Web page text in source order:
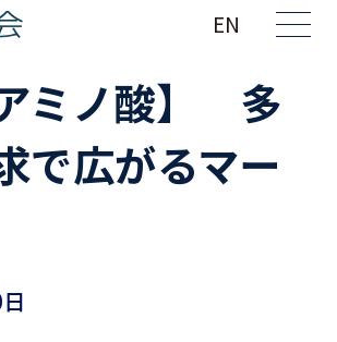
EN
ミノ酸】 多
で広がるマー